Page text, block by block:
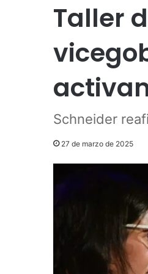
Taller
Schneider
27 de marzo de 2025